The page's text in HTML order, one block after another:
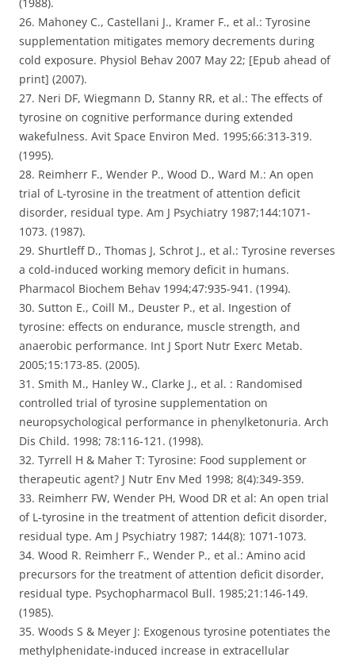
(1988).
26. Mahoney C., Castellani J., Kramer F., et al.: Tyrosine
supplementation mitigates memory decrements during
cold exposure. Physiol Behav 2007 May 22; [Epub ahead of
print] (2007).
27. Neri DF, Wiegmann D, Stanny RR, et al.: The effects of
tyrosine on cognitive performance during extended
wakefulness. Avit Space Environ Med. 1995;66:313-319.
(1995).
28. Reimherr F., Wender P., Wood D., Ward M.: An open
trial of L-tyrosine in the treatment of attention deficit
disorder, residual type. Am J Psychiatry 1987;144:1071-
1073. (1987).
29. Shurtleff D., Thomas J, Schrot J., et al.: Tyrosine reverses
a cold-induced working memory deficit in humans.
Pharmacol Biochem Behav 1994;47:935-941. (1994).
30. Sutton E., Coill M., Deuster P., et al. Ingestion of
tyrosine: effects on endurance, muscle strength, and
anaerobic performance. Int J Sport Nutr Exerc Metab.
2005;15:173-85. (2005).
31. Smith M., Hanley W., Clarke J., et al. : Randomised
controlled trial of tyrosine supplementation on
neuropsychological performance in phenylketonuria. Arch
Dis Child. 1998; 78:116-121. (1998).
32. Tyrrell H & Maher T: Tyrosine: Food supplement or
therapeutic agent? J Nutr Env Med 1998; 8(4):349-359.
33. Reimherr FW, Wender PH, Wood DR et al: An open trial
of L-tyrosine in the treatment of attention deficit disorder,
residual type. Am J Psychiatry 1987; 144(8): 1071-1073.
34. Wood R. Reimherr F., Wender P., et al.: Amino acid
precursors for the treatment of attention deficit disorder,
residual type. Psychopharmacol Bull. 1985;21:146-149.
(1985).
35. Woods S & Meyer J: Exogenous tyrosine potentiates the
methylphenidate-induced increase in extracellular